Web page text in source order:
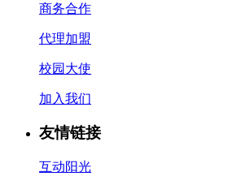
商务合作
代理加盟
校园大使
加入我们
友情链接
互动阳光